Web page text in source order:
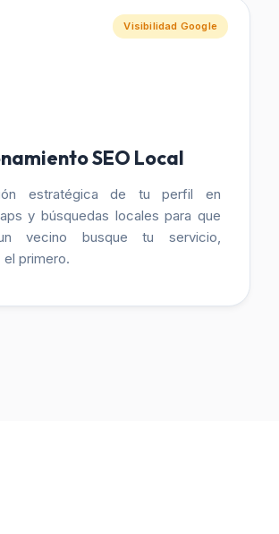
Visibilidad Google
SEO Local
estratégica de tu perfil en
y búsquedas locales para que
vecino busque tu servicio,
primero.